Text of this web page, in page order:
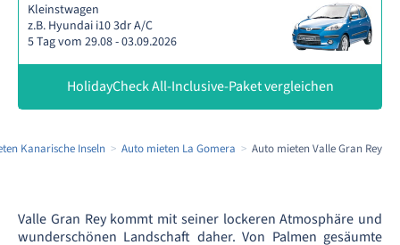
Kleinstwagen
z.B. Hyundai i10 3dr A/C
5 Tag vom 29.08 - 03.09.2026
HolidayCheck All-Inclusive-Paket vergleichen
Kanarische Inseln Auto mieten La Gomera Auto mieten Valle Gran Rey
Valle Gran Rey kommt mit seiner lockeren Atmosphäre und
wunderschönen Landschaft daher. Von Palmen gesäumte